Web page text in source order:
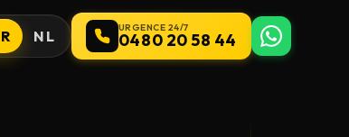
NL URGENCE 24/7
0480 20 58 44